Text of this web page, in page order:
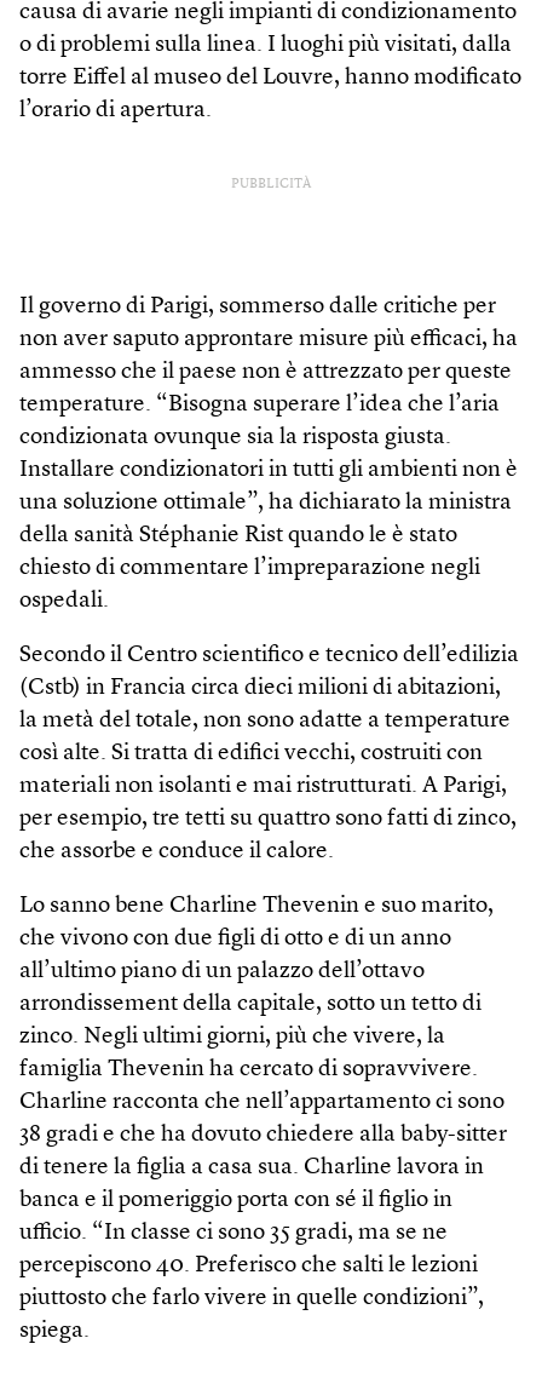
causa di avarie negli impianti di condizionamento
o di problemi sulla linea. I luoghi più visitati, dalla
torre Eiffel al museo del Louvre, hanno modificato
l’orario di apertura.
PUBBLICITÀ
Il governo di Parigi, sommerso dalle critiche per
non aver saputo approntare misure più efficaci, ha
ammesso che il paese non è attrezzato per queste
temperature. “Bisogna superare l’idea che l’aria
condizionata ovunque sia la risposta giusta.
Installare condizionatori in tutti gli ambienti non è
una soluzione ottimale”, ha dichiarato la ministra
della sanità Stéphanie Rist quando le è stato
chiesto di commentare l’impreparazione negli
ospedali.
Secondo il Centro scientifico e tecnico dell’edilizia
(Cstb) in Francia circa dieci milioni di abitazioni,
la metà del totale, non sono adatte a temperature
così alte. Si tratta di edifici vecchi, costruiti con
materiali non isolanti e mai ristrutturati. A Parigi,
per esempio, tre tetti su quattro sono fatti di zinco,
che assorbe e conduce il calore.
Lo sanno bene Charline Thevenin e suo marito,
che vivono con due figli di otto e di un anno
all’ultimo piano di un palazzo dell’ottavo
arrondissement della capitale, sotto un tetto di
zinco. Negli ultimi giorni, più che vivere, la
famiglia Thevenin ha cercato di sopravvivere.
Charline racconta che nell’appartamento ci sono
38 gradi e che ha dovuto chiedere alla baby-sitter
di tenere la figlia a casa sua. Charline lavora in
banca e il pomeriggio porta con sé il figlio in
ufficio. “In classe ci sono 35 gradi, ma se ne
percepiscono 40. Preferisco che salti le lezioni
piuttosto che farlo vivere in quelle condizioni”,
spiega.